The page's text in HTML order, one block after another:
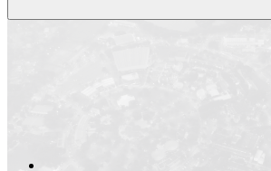
Compartilhar